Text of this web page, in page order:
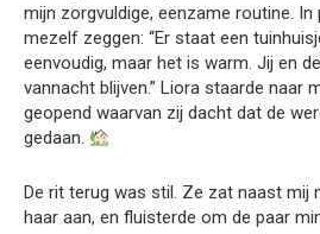
mijn zorgvuldige, eenzame routine.
mezelf zeggen: “Er staat een
eenvoudig, maar het is warm. Jij en
vannacht blijven.” Liora staarde naar
geopend waarvan zij dacht dat de
gedaan.
De rit terug was stil. Ze zat naast mij
haar aan, en fluisterde om de paar